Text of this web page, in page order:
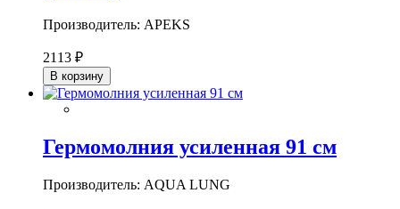
Производитель: APEKS
2113 ₽
В корзину
Гермомолния усиленная 91 см
Производитель: AQUA LUNG